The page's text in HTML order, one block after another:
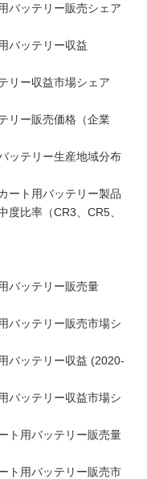
バッテリー販売シェア
バッテリー収益
リー収益市場シェア
リー販売価格（企業
ッテリー生産地域分布
ート用バッテリー製品
度比率（CR3、CR5、
バッテリー販売量
バッテリー販売市場シ
バッテリー収益 (2020-
バッテリー収益市場シ
ト用バッテリー販売量
ト用バッテリー販売市